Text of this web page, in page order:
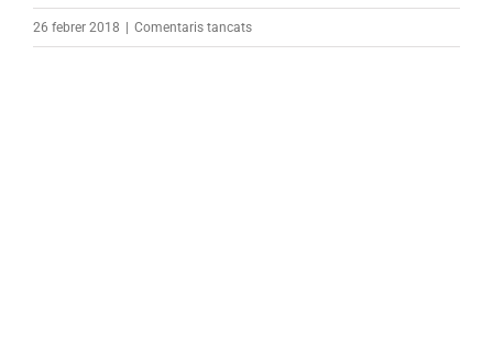
26 febrer 2018 Comentaris tancatsa